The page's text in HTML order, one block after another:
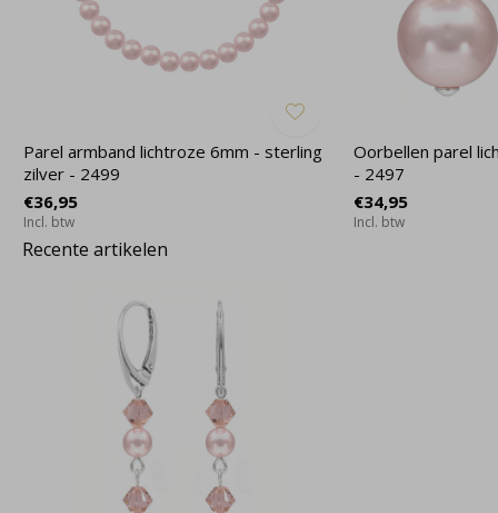
Parel armband lichtroze 6mm - sterling
zilver - 2499
€36,95
Incl. btw
Oorbellen parel
- 2497
€34,95
Incl. btw
Recente artikelen